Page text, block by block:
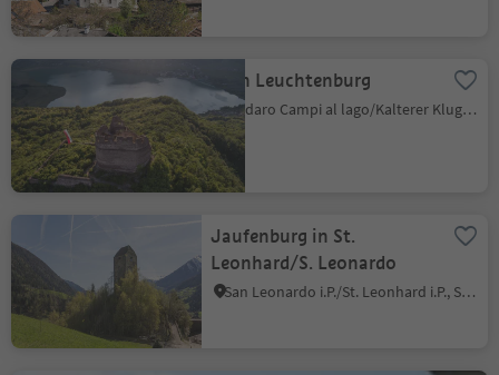
Ruin Leuchtenburg
Caldaro Campi al lago/Kalterer Klughammer, Vadena/Pfatten, Bolzano/Bozen and environs
Jaufenburg in St.
Leonhard/S. Leonardo
San Leonardo i.P./St. Leonhard i.P., St.Leonhard in Passeier/San Leonardo in Passiria, Meran/Merano and environs